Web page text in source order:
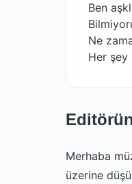
Ben
Ne
Her şey
Merhaba
üzerine